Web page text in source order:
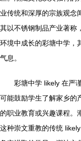
业传统和深厚的宗族观念
其以不锈钢制品产业著称
环境中成长的彩塘中学，
气息。
彩塘中学 likely 在严
可能鼓励学生了解家乡的
的职业教育或兴趣课程。
这种崇文重教的传统